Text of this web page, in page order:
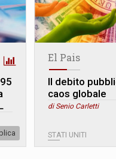
El Pais
Il debito
caos globale
di Senio Carletti
STATI UNITI